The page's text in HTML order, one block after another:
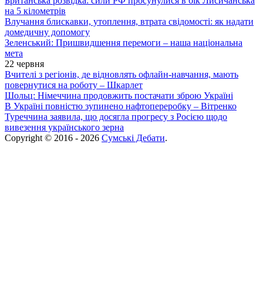
на 5 кілометрів
Влучання блискавки, утоплення, втрата свідомості: як надати
домедичну допомогу
Зеленський: Пришвидшення перемоги – наша національна
мета
22 червня
Вчителі з регіонів, де відновлять офлайн-навчання, мають
повернутися на роботу – Шкарлет
Шольц: Німеччина продовжить постачати зброю Україні
В Україні повністю зупинено нафтопереробку – Вітренко
Туреччина заявила, що досягла прогресу з Росією щодо
вивезення українського зерна
Copyright © 2016 - 2026 Сумські Дебати.